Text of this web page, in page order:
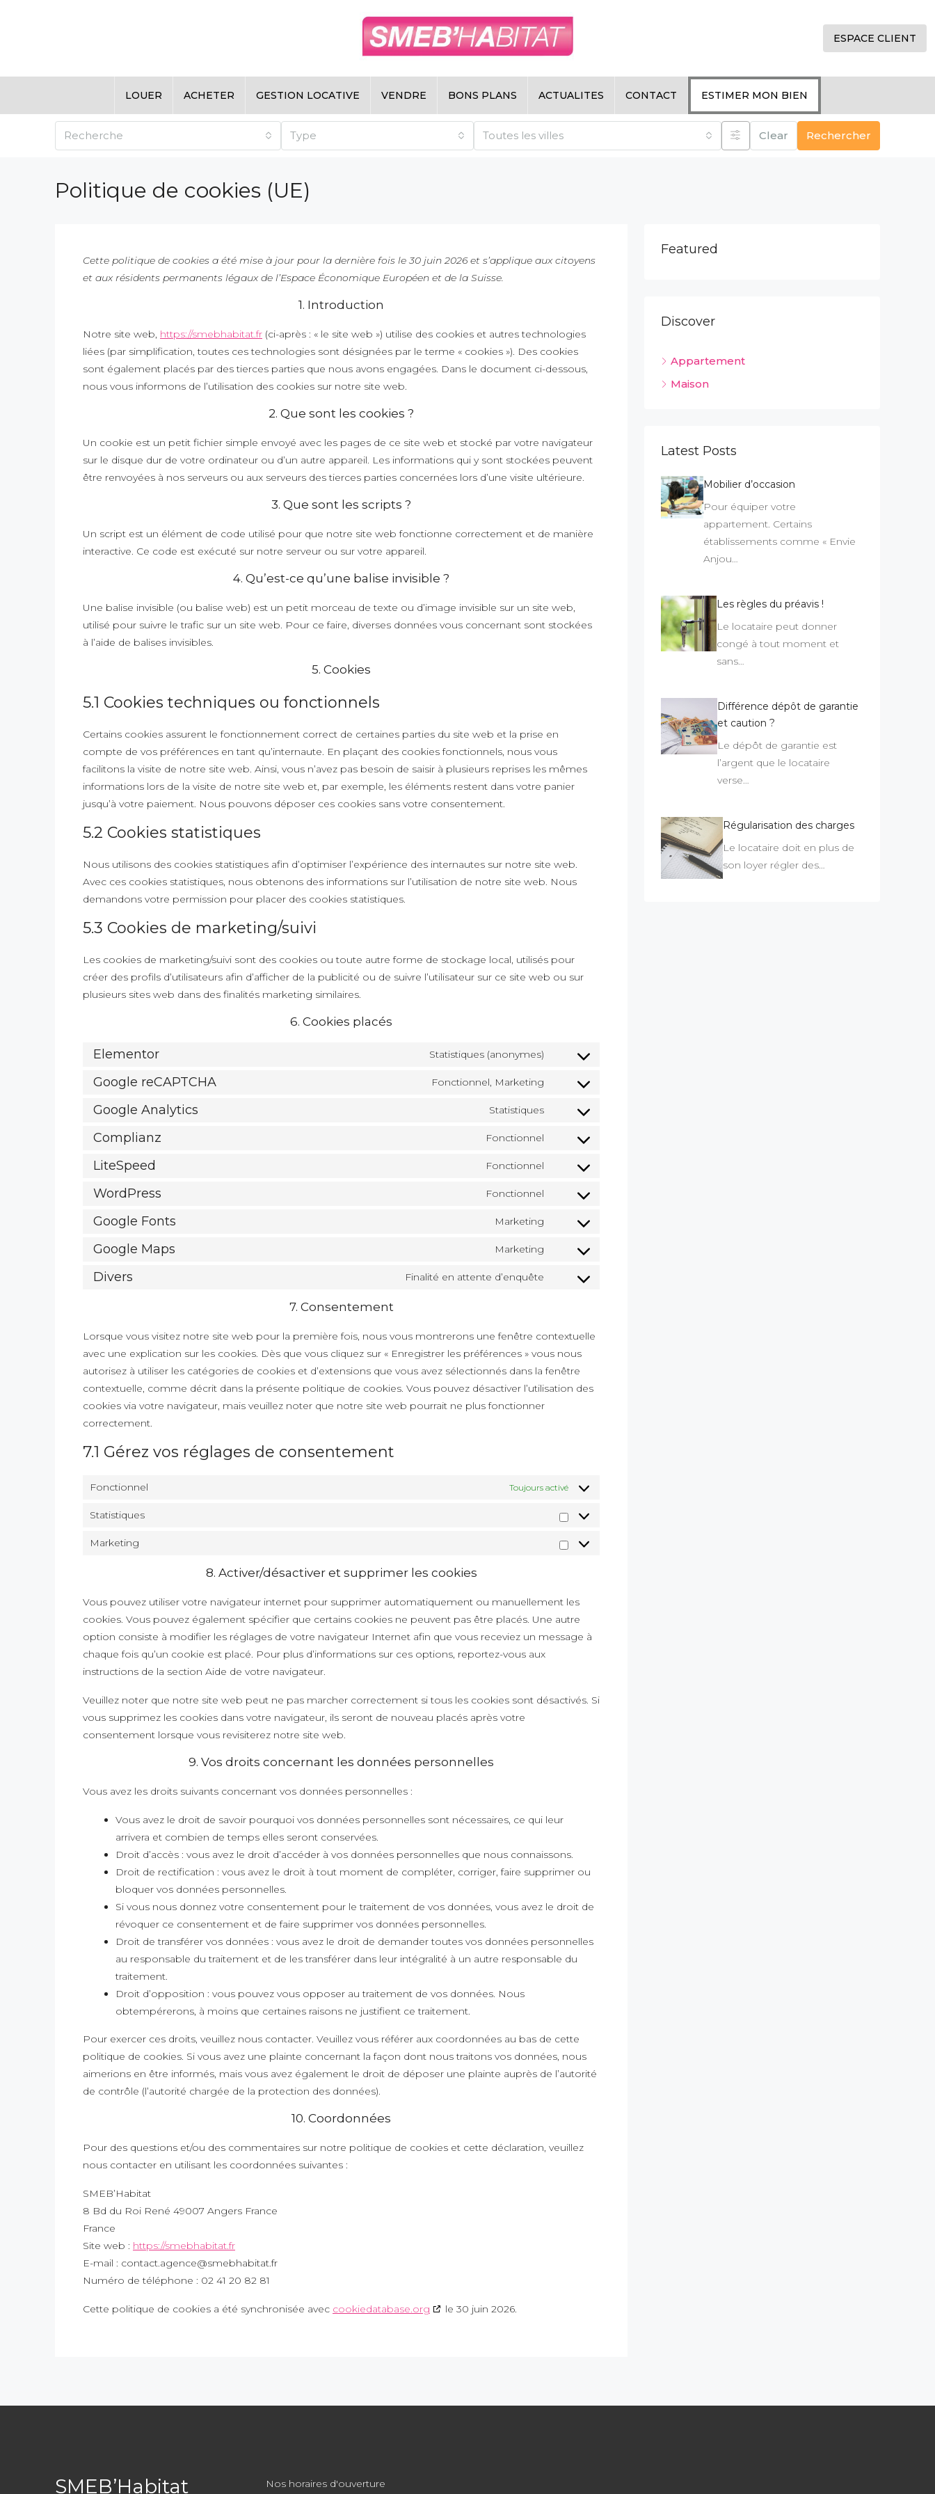
ESPACE CLIENT
LOUER ACHETER GESTION LOCATIVE VENDRE BONS PLANS ACTUALITES CONTACT ESTIMER MON BIEN
Recherche Type Toutes les villes Clear Rechercher
Politique de cookies (UE)
Cette politique de cookies a été mise à jour pour la dernière fois le 30 juin 2026 et s’applique aux citoyens
et aux résidents permanents légaux de l’Espace Économique Européen et de la Suisse.
1. Introduction
Notre site web, https://smebhabitat.fr (ci-après : « le site web ») utilise des cookies et autres technologies
liées (par simplification, toutes ces technologies sont désignées par le terme « cookies »). Des cookies
sont également placés par des tierces parties que nous avons engagées. Dans le document ci-dessous,
nous vous informons de l’utilisation des cookies sur notre site web.
2. Que sont les cookies ?
Un cookie est un petit fichier simple envoyé avec les pages de ce site web et stocké par votre navigateur
sur le disque dur de votre ordinateur ou d’un autre appareil. Les informations qui y sont stockées peuvent
être renvoyées à nos serveurs ou aux serveurs des tierces parties concernées lors d’une visite ultérieure.
3. Que sont les scripts ?
Un script est un élément de code utilisé pour que notre site web fonctionne correctement et de manière
interactive. Ce code est exécuté sur notre serveur ou sur votre appareil.
4. Qu’est-ce qu’une balise invisible ?
Une balise invisible (ou balise web) est un petit morceau de texte ou d’image invisible sur un site web,
utilisé pour suivre le trafic sur un site web. Pour ce faire, diverses données vous concernant sont stockées
à l’aide de balises invisibles.
5. Cookies
5.1 Cookies techniques ou fonctionnels
Certains cookies assurent le fonctionnement correct de certaines parties du site web et la prise en
compte de vos préférences en tant qu’internaute. En plaçant des cookies fonctionnels, nous vous
facilitons la visite de notre site web. Ainsi, vous n’avez pas besoin de saisir à plusieurs reprises les mêmes
informations lors de la visite de notre site web et, par exemple, les éléments restent dans votre panier
jusqu’à votre paiement. Nous pouvons déposer ces cookies sans votre consentement.
5.2 Cookies statistiques
Nous utilisons des cookies statistiques afin d’optimiser l’expérience des internautes sur notre site web.
Avec ces cookies statistiques, nous obtenons des informations sur l’utilisation de notre site web. Nous
demandons votre permission pour placer des cookies statistiques.
5.3 Cookies de marketing/suivi
Les cookies de marketing/suivi sont des cookies ou toute autre forme de stockage local, utilisés pour
créer des profils d’utilisateurs afin d’afficher de la publicité ou de suivre l’utilisateur sur ce site web ou sur
plusieurs sites web dans des finalités marketing similaires.
6. Cookies placés
Elementor Statistiques (anonymes)
Google reCAPTCHA Fonctionnel, Marketing
Google Analytics Statistiques
Complianz Fonctionnel
LiteSpeed Fonctionnel
WordPress Fonctionnel
Google Fonts Marketing
Google Maps Marketing
Divers Finalité en attente d’enquête
7. Consentement
Lorsque vous visitez notre site web pour la première fois, nous vous montrerons une fenêtre contextuelle
avec une explication sur les cookies. Dès que vous cliquez sur « Enregistrer les préférences » vous nous
autorisez à utiliser les catégories de cookies et d’extensions que vous avez sélectionnés dans la fenêtre
contextuelle, comme décrit dans la présente politique de cookies. Vous pouvez désactiver l’utilisation des
cookies via votre navigateur, mais veuillez noter que notre site web pourrait ne plus fonctionner
correctement.
7.1 Gérez vos réglages de consentement
Fonctionnel Toujours activé
Statistiques
Marketing
8. Activer/désactiver et supprimer les cookies
Vous pouvez utiliser votre navigateur internet pour supprimer automatiquement ou manuellement les
cookies. Vous pouvez également spécifier que certains cookies ne peuvent pas être placés. Une autre
option consiste à modifier les réglages de votre navigateur Internet afin que vous receviez un message à
chaque fois qu’un cookie est placé. Pour plus d’informations sur ces options, reportez-vous aux
instructions de la section Aide de votre navigateur.
Veuillez noter que notre site web peut ne pas marcher correctement si tous les cookies sont désactivés. Si
vous supprimez les cookies dans votre navigateur, ils seront de nouveau placés après votre
consentement lorsque vous revisiterez notre site web.
9. Vos droits concernant les données personnelles
Vous avez les droits suivants concernant vos données personnelles :
Vous avez le droit de savoir pourquoi vos données personnelles sont nécessaires, ce qui leur
arrivera et combien de temps elles seront conservées.
Droit d’accès : vous avez le droit d’accéder à vos données personnelles que nous connaissons.
Droit de rectification : vous avez le droit à tout moment de compléter, corriger, faire supprimer ou
bloquer vos données personnelles.
Si vous nous donnez votre consentement pour le traitement de vos données, vous avez le droit de
révoquer ce consentement et de faire supprimer vos données personnelles.
Droit de transférer vos données : vous avez le droit de demander toutes vos données personnelles
au responsable du traitement et de les transférer dans leur intégralité à un autre responsable du
traitement.
Droit d’opposition : vous pouvez vous opposer au traitement de vos données. Nous
obtempérerons, à moins que certaines raisons ne justifient ce traitement.
Pour exercer ces droits, veuillez nous contacter. Veuillez vous référer aux coordonnées au bas de cette
politique de cookies. Si vous avez une plainte concernant la façon dont nous traitons vos données, nous
aimerions en être informés, mais vous avez également le droit de déposer une plainte auprès de l’autorité
de contrôle (l’autorité chargée de la protection des données).
10. Coordonnées
Pour des questions et/ou des commentaires sur notre politique de cookies et cette déclaration, veuillez
nous contacter en utilisant les coordonnées suivantes :
SMEB’Habitat
8 Bd du Roi René 49007 Angers France
France
Site web : https://smebhabitat.fr
E-mail : contact.agence@smebhabitat.fr
Numéro de téléphone : 02 41 20 82 81
Cette politique de cookies a été synchronisée avec cookiedatabase.org le 30 juin 2026.
Featured
Discover
Appartement
Maison
Latest Posts
Mobilier d’occasion
Pour équiper votre
appartement. Certains
établissements comme « Envie
Anjou…
Les règles du préavis !
Le locataire peut donner
congé à tout moment et
sans…
Différence dépôt de garantie
et caution ?
Le dépôt de garantie est
l’argent que le locataire
verse…
Régularisation des charges
Le locataire doit en plus de
son loyer régler des…
SMEB’Habitat Nos horaires d'ouverture